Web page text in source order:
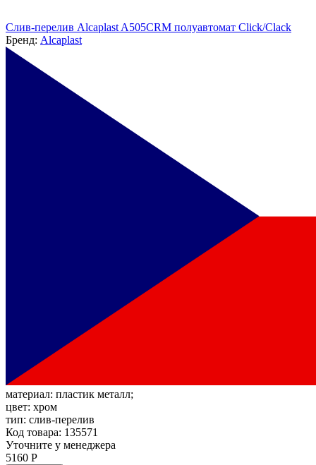
Слив-перелив Alcaplast A505CRM полуавтомат Click/Clack
Бренд: Alcaplast
материал: пластик металл;
цвет: хром
тип: слив-перелив
Код товара: 135571
Уточните у менеджера
5160 Р